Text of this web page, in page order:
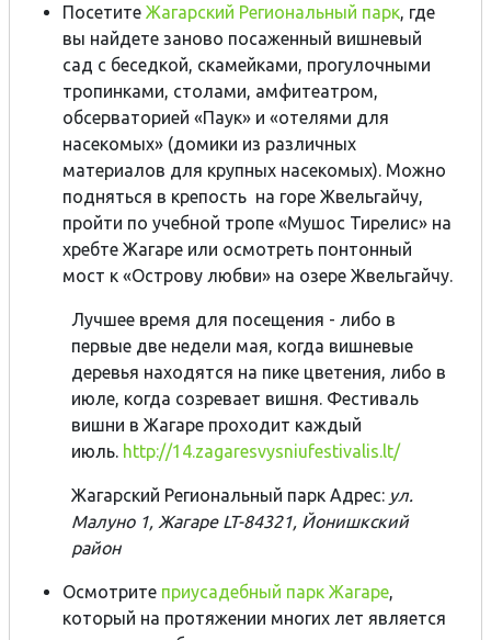
Посетите Жагарский Региональный парк, где
вы найдете заново посаженный вишневый
сад с беседкой, скамейками, прогулочными
тропинками, столами, амфитеатром,
обсерваторией «Паук» и «отелями для
насекомых» (домики из различных
материалов для крупных насекомых). Можно
подняться в крепость на горе Жвельгайчу,
пройти по учебной тропе «Мушос Тирелис» на
хребте Жагаре или осмотреть понтонный
мост к «Острову любви» на озере Жвельгайчу.
Лучшее время для посещения - либо в
первые две недели мая, когда вишневые
деревья находятся на пике цветения, либо в
июле, когда созревает вишня. Фестиваль
вишни в Жагаре проходит каждый
июль. http://14.zagaresvysniufestivalis.lt/
Жагарский Региональный парк Адрес: ул.
Малуно 1, Жагаре LT-84321, Йонишкский
район
Осмотрите приусадебный парк Жагаре,
который на протяжении многих лет является